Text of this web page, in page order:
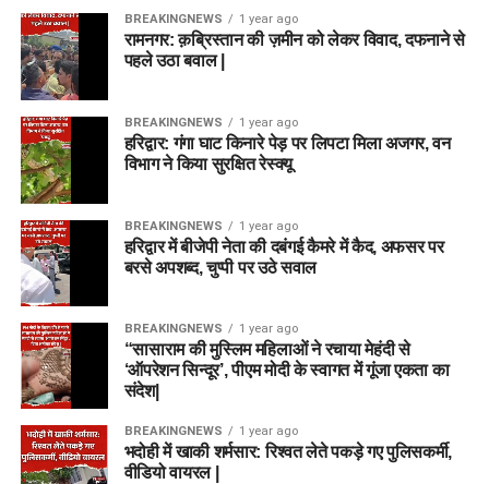
BREAKINGNEWS 1 year ago
रामनगर: क़ब्रिस्तान की ज़मीन को लेकर विवाद, दफनाने से
पहले उठा बवाल |
BREAKINGNEWS 1 year ago
हरिद्वार: गंगा घाट किनारे पेड़ पर लिपटा मिला अजगर, वन
विभाग ने किया सुरक्षित रेस्क्यू
BREAKINGNEWS 1 year ago
हरिद्वार में बीजेपी नेता की दबंगई कैमरे में कैद, अफसर पर
बरसे अपशब्द, चुप्पी पर उठे सवाल
BREAKINGNEWS 1 year ago
“सासाराम की मुस्लिम महिलाओं ने रचाया मेहंदी से
‘ऑपरेशन सिन्दूर’, पीएम मोदी के स्वागत में गूंजा एकता का
संदेश|
BREAKINGNEWS 1 year ago
भदोही में खाकी शर्मसार: रिश्वत लेते पकड़े गए पुलिसकर्मी,
वीडियो वायरल |